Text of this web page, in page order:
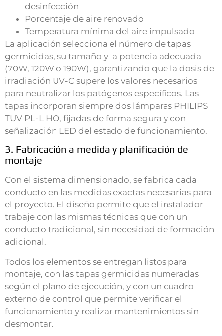
desinfección
Porcentaje de aire renovado
Temperatura mínima del aire impulsado
La aplicación selecciona el número de tapas
germicidas, su tamaño y la potencia adecuada
(70W, 120W o 190W), garantizando que la dosis de
irradiación UV-C supere los valores necesarios
para neutralizar los patógenos específicos. Las
tapas incorporan siempre dos lámparas PHILIPS
TUV PL-L HO, fijadas de forma segura y con
señalización LED del estado de funcionamiento.
3. Fabricación a medida y planificación de
montaje
Con el sistema dimensionado, se fabrica cada
conducto en las medidas exactas necesarias para
el proyecto. El diseño permite que el instalador
trabaje con las mismas técnicas que con un
conducto tradicional, sin necesidad de formación
adicional.
Todos los elementos se entregan listos para
montaje, con las tapas germicidas numeradas
según el plano de ejecución, y con un cuadro
externo de control que permite verificar el
funcionamiento y realizar mantenimientos sin
desmontar.